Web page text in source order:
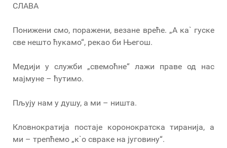
СЛАВА
Понижени смо, поражени, везане вреће. „А ка` гуске
све нешто ћукамо“, рекао би Његош.
Медији у служби „свемоћне“ лажи праве од нас
мајмуне – ћутимо.
Пљују нам у душу, а ми – ништа.
Кловнократија постаје коронократска тиранија, а
ми – трепћемо „к`о свраке на југовину“.